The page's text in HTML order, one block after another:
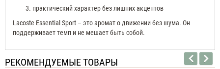
практический характер без лишних акцентов
Lacoste Essential Sport – это аромат о движении без шума. Он
поддерживает темп и не мешает быть собой.
РЕКОМЕНДУЕМЫЕ ТОВАРЫ